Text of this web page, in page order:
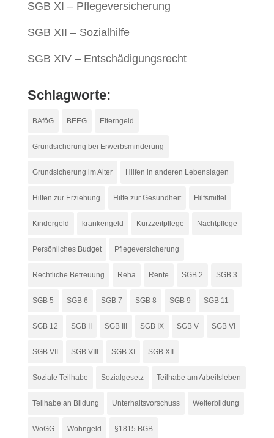
SGB XI – Pflegeversicherung
SGB XII – Sozialhilfe
SGB XIV – Entschädigungsrecht
Schlagworte:
BAföG BEEG Elterngeld
Grundsicherung bei Erwerbsminderung
Grundsicherung im Alter Hilfen in anderen Lebenslagen
Hilfen zur Erziehung Hilfe zur Gesundheit Hilfsmittel
Kindergeld krankengeld Kurzzeitpflege Nachtpflege
Persönliches Budget Pflegeversicherung
Rechtliche Betreuung Reha Rente SGB 2 SGB 3
SGB 5 SGB 6 SGB 7 SGB 8 SGB 9 SGB 11
SGB 12 SGB II SGB III SGB IX SGB V SGB VI
SGB VII SGB VIII SGB XI SGB XII
Soziale Teilhabe Sozialgesetz Teilhabe am Arbeitsleben
Teilhabe an Bildung Unterhaltsvorschuss Weiterbildung
WoGG Wohngeld §1815 BGB